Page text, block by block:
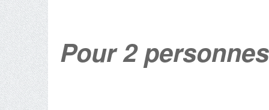
Pour 2 personnes